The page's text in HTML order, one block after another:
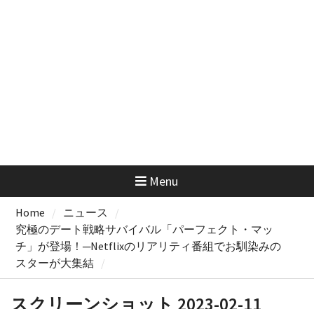
Menu
Home
ニュース
究極のデート戦略サバイバル「パーフェクト・マッ
チ」が登場！─Netflixのリアリティ番組でお馴染みの
スターが大集結
スクリーンショット 2023-02-11